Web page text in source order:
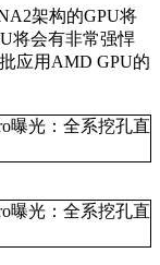
架构的GPU将
将会有非常强悍
应用AMD GPU的